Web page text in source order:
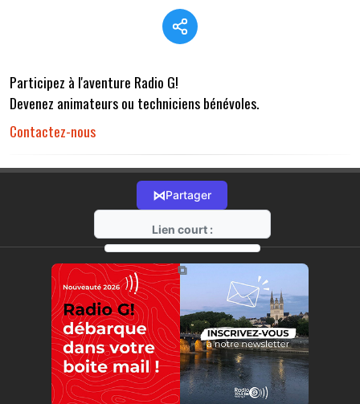
Participez à l'aventure Radio G!
Devenez animateurs ou techniciens bénévoles.
Contactez-nous
⋈Partager
Lien court :
https://radio-g.fr?r32
⧉